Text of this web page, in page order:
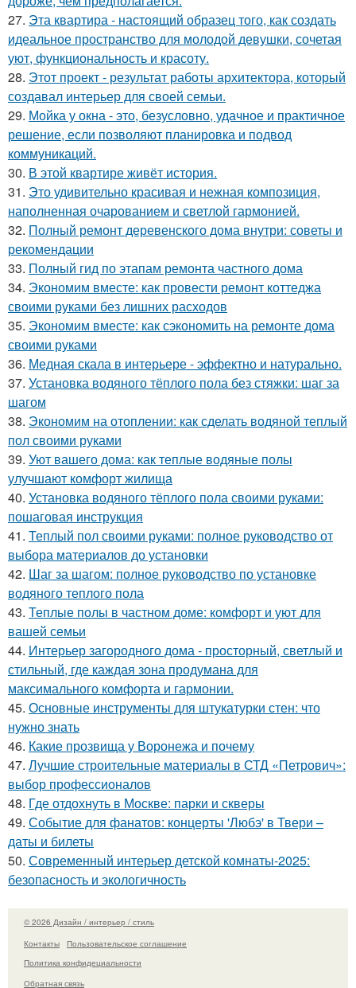
27. Эта квартира - настоящий образец того, как создать
идеальное пространство для молодой девушки, сочетая
уют, функциональность и красоту.
28. Этот проект - результат работы архитектора, который
создавал интерьер для своей семьи.
29. Мойка у окна - это, безусловно, удачное и практичное
решение, если позволяют планировка и подвод
коммуникаций.
30. В этой квартире живёт история.
31. Это удивительно красивая и нежная композиция,
наполненная очарованием и светлой гармонией.
32. Полный ремонт деревенского дома внутри: советы и
рекомендации
33. Полный гид по этапам ремонта частного дома
34. Экономим вместе: как провести ремонт коттеджа
своими руками без лишних расходов
35. Экономим вместе: как сэкономить на ремонте дома
своими руками
36. Медная скала в интерьере - эффектно и натурально.
37. Установка водяного тёплого пола без стяжки: шаг за
шагом
38. Экономим на отоплении: как сделать водяной теплый
пол своими руками
39. Уют вашего дома: как теплые водяные полы
улучшают комфорт жилища
40. Установка водяного тёплого пола своими руками:
пошаговая инструкция
41. Теплый пол своими руками: полное руководство от
выбора материалов до установки
42. Шаг за шагом: полное руководство по установке
водяного теплого пола
43. Теплые полы в частном доме: комфорт и уют для
вашей семьи
44. Интерьер загородного дома - просторный, светлый и
стильный, где каждая зона продумана для
максимального комфорта и гармонии.
45. Основные инструменты для штукатурки стен: что
нужно знать
46. Какие прозвища у Воронежа и почему
47. Лучшие строительные материалы в СТД «Петрович»:
выбор профессионалов
48. Где отдохнуть в Москве: парки и скверы
49. Событие для фанатов: концерты 'Любэ' в Твери –
даты и билеты
50. Современный интерьер детской комнаты-2025:
безопасность и экологичность
© 2026 Дизайн / интерьер / стиль
Контакты
Пользовательское соглашение
Политика конфидециальности
Обратная связь